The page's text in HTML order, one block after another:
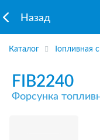
Назад
Каталог Топливная
FIB2240
Форсунка